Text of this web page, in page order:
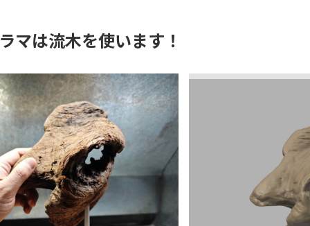
マは流木を使います！